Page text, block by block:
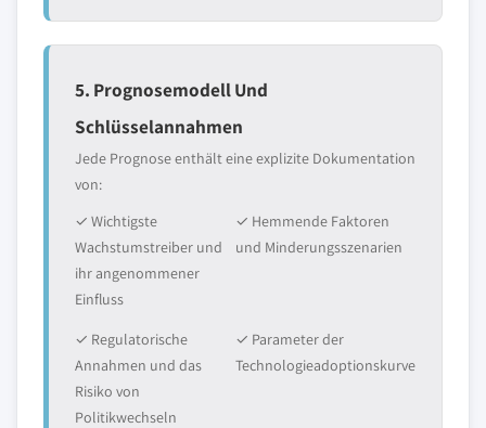
5. Prognosemodell Und
Schlüsselannahmen
Jede Prognose enthält eine explizite Dokumentation
von:
✓ Wichtigste
Wachstumstreiber und
ihr angenommener
Einfluss
✓ Hemmende Faktoren
und Minderungsszenarien
✓ Regulatorische
Annahmen und das
Risiko von
Politikwechseln
✓ Parameter der
Technologieadoptionskurve